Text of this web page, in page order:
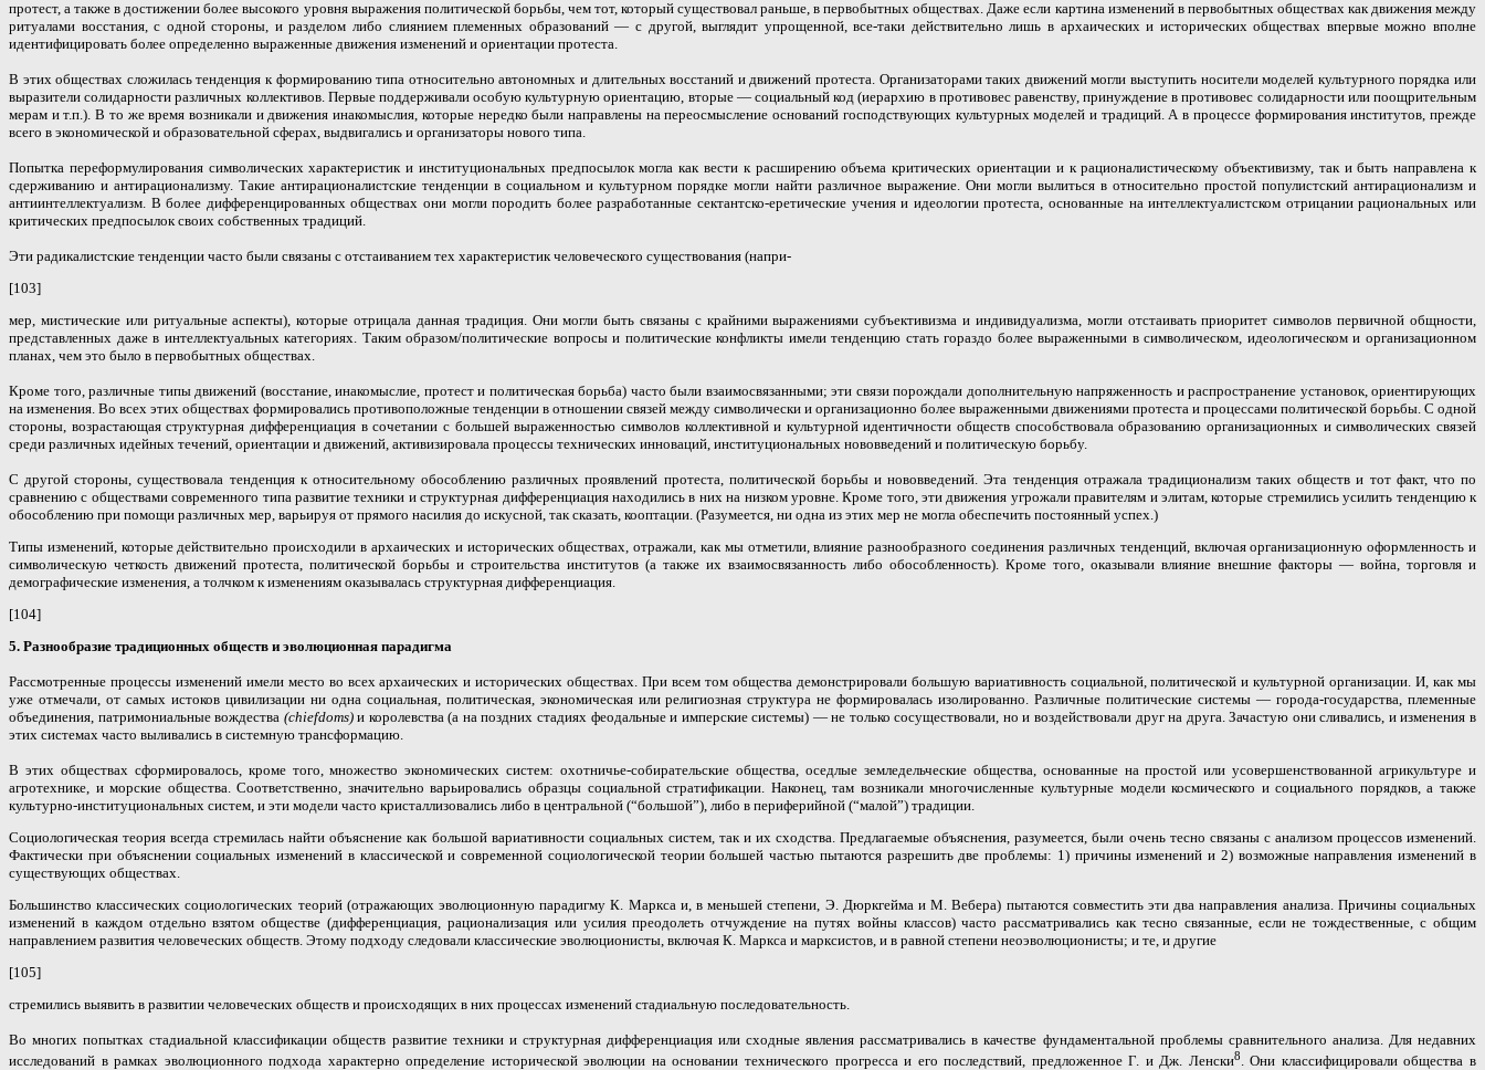
протест, а также в достижении более высокого уровня выражения политической борьбы, чем тот, который существовал раньше в первобытных обществах. Даже если картина изменений в первобытных обществах как движения между
ритуалами восстания, с одной стороны, и разделом либо слиянием племенных образований — с другой, выглядит упрощенной, все-таки действительно лишь в архаических и исторических обществах впервые можно вполне
идентифицировать более определенно выраженные движения изменений и ориентации протеста.
В этих обществах сложилась тенденция к формированию типа относительно автономных и длительных восстаний и движений протеста. Организаторами таких движений могли выступить носители моделей культурного порядка или
выразители солидарности различных коллективов. Первые поддерживали особую культурную ориентацию, вторые — социальный код (иерархию в противовес равенству, принуждение в противовес солидарности или поощрительным
мерам и т.п.). В то же время возникали и движения инакомыслия, которые нередко были направлены на переосмысление оснований господствующих культурных моделей и традиций. А в процессе формирования институтов, прежде
всего в экономической и образовательной сферах, выдвигались и организаторы нового типа.
Попытка переформулирования символических характеристик и институциональных предпосылок могла как вести к расширению объема критических ориентации и к рационалистическому объективизму, так и быть направлена к
сдерживанию и антирационализму. Такие антирационалистские тенденции в социальном и культурном порядке могли найти различное выражение. Они могли вылиться в относительно простой популистский антирационализм и
антиинтеллектуализм. В более дифференцированных обществах они могли породить более разработанные сектантско-еретические учения и идеологии протеста, основанные на интеллектуалистском отрицании рациональных или
критических предпосылок своих собственных традиций
Эти радикалистские тенденции часто были связаны с отстаиванием тех характеристик человеческого существования (напри-
[103]
мер, мистические или ритуальные аспекты), которые отрицала данная традиция. Они могли быть связаны с крайними выражениями субъективизма и индивидуализма, могли отстаивать приоритет символов первичной общности,
представленных даже в интеллектуальных категориях. Таким образом/политические вопросы и политические конфликты имели тенденцию стать гораздо более выраженными в символическом, идеологическом и организационном
планах, чем это было в первобытных обществах.
Кроме того, различные типы движений (восстание, инакомыслие, протест и политическая борьба) часто были взаимосвязанными; эти связи порождали дополнительную напряженность и распространение установок, ориентирующих
на изменения. Во всех этих обществах формировались противоположные тенденции в отношении связей между символически и организационно более выраженными движениями протеста и процессами политической борьбы. С одной
стороны, возрастающая структурная дифференциация в сочетании с большей выраженностью символов коллективной и культурной идентичности обществ способствовала образованию организационных и символических связей
среди различных идейных течений, ориентации и движений, активизировала процессы технических инноваций, институциональных нововведений и политическую борьбу.
С другой стороны, существовала тенденция к относительному обособлению различных проявлений протеста, политической борьбы и нововведений. Эта тенденция отражала традиционализм таких обществ и тот факт, что по
сравнению с обществами современного типа развитие техники и структурная дифференциация находились в них на низком уровне. Кроме того, эти движения угрожали правителям и элитам, которые стремились усилить тенденцию к
обособлению при помощи различных мер, варьируя от прямого насилия до искусной, так сказать, кооптации. (Разумеется, ни одна из этих мер не могла обеспечить постоянный успех.)
Типы изменений, которые действительно происходили в архаических и исторических обществах, отражали, как мы отметили, влияние разнообразного соединения различных тенденций, включая организационную оформленность и
символическую четкость движений протеста, политической борьбы и строительства институтов (а также их взаимосвязанность либо обособленность). Кроме того, оказывали влияние внешние факторы — война, торговля и
демографические изменения, а толчком к изменениям оказывалась структурная дифференциация.
[104]
5. Разнообразие традиционных обществ и эволюционная парадигма
Рассмотренные процессы изменений имели место во всех архаических и исторических обществах. При всем том общества демонстрировали большую вариативность социальной, политической и культурной организации. И, как мы
уже отмечали, от самых истоков цивилизации ни одна социальная, политическая, экономическая или религиозная структура не формировалась изолированно. Различные политические системы — города-государства, племенные
объединения, патримониальные вождества (chiefdoms)и королевства (а на поздних стадиях феодальные и имперские системы) — не только сосуществовали, но и воздействовали друг на друга. Зачастую они сливались, и изменения в
этих системах часто выливались в системную трансформацию.
В этих обществах сформировалось, кроме того, множество экономических систем: охотничье-собирательские общества, оседлые земледельческие общества, основанные на простой или усовершенствованной агрикультуре и
агротехнике, и морские общества. Соответственно, значительно варьировались образцы социальной стратификации. Наконец, там возникали многочисленные культурные модели космического и социального порядков, а также
культурно-институциональных систем, и эти модели часто кристаллизовались либо в центральной (“большой”), либо в периферийной (“малой”) традиции.
Социологическая теория всегда стремилась найти объяснение как большой вариативности социальных систем, так и их сходства. Предлагаемые объяснения, разумеется, были очень тесно связаны с анализом процессов изменений.
Фактически при объяснении социальных изменений в классической и современной социологической теории большей частью пытаются разрешить две проблемы: 1) причины изменений и 2) возможные направления изменений в
существующих обществах.
Большинство классических социологических теорий (отражающих эволюционную парадигму К. Маркса и, в меньшей степени, Э. Дюркгейма и М. Вебера) пытаются совместить эти два направления анализа. Причины социальных
изменений в каждом отдельно взятом обществе (дифференциация, рационализация или усилия преодолеть отчуждение на путях войны классов) часто рассматривались как тесно связанные, если не тождественные, с общим
направлением развития человеческих обществ. Этому подходу следовали классические эволюционисты, включая К. Маркса и марксистов, и в равной степени неоэволюционисты; и те, и другие
[105]
стремились выявить в развитии человеческих обществ и происходящих в них процессах изменений стадиальную последовательность.
Во многих попытках стадиальной классификации обществ развитие техники и структурная дифференциация или сходные явления рассматривались в качестве фундаментальной проблемы сравнительного анализа. Для недавних
исследований в рамках эволюционного подхода характерно определение исторической эволюции на основании технического прогресса и его последствий, предложенное Г. и Дж. Ленски8
. Они классифицировали общества в